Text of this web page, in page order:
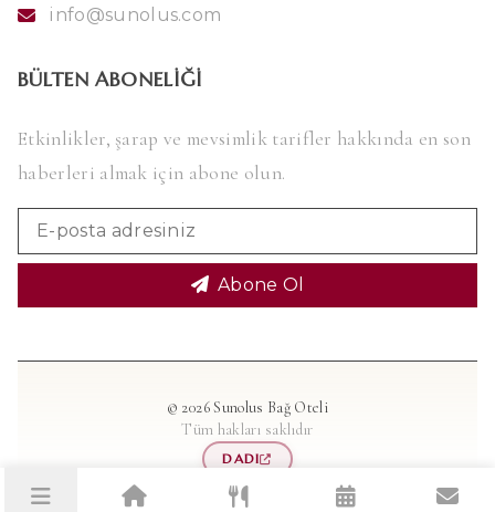
info@sunolus.com
BÜLTEN ABONELIĞI
Etkinlikler, şarap ve mevsimlik tarifler hakkında en son
haberleri almak için abone olun.
Abone Ol
© 2026 Sunolus Bağ Oteli
Tüm hakları saklıdır
DADI